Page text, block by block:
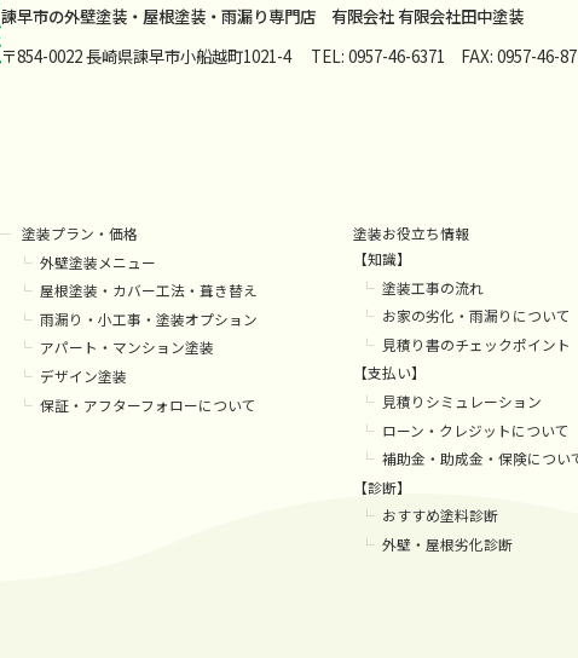
諫早市の外壁塗装・屋根塗装・雨漏り専門店有限会社 有限会社田中塗装
〒854-0022 長崎県諫早市小船越町1021-4 TEL: 0957-46-6371 FAX: 0957-46-
塗装プラン・価格
外壁塗装メニュー
屋根塗装・カバー工法・葺き替え
雨漏り・小工事・塗装オプション
アパート・マンション塗装
デザイン塗装
保証・アフターフォローについて
塗装お役立ち情報
【知識】
塗装工事の流れ
お家の劣化・雨漏りについて
見積り書のチェックポイント
【支払い】
見積りシミュレーション
ローン・クレジットについて
補助金・助成金・保険につい
【診断】
おすすめ塗料診断
外壁・屋根劣化診断